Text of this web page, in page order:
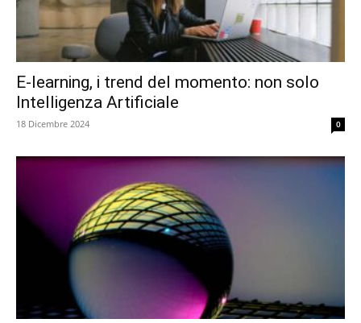
E-learning, i trend del momento: non solo
Intelligenza Artificiale
18 Dicembre 2024 0